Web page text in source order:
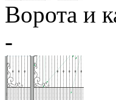
Ворота и
-